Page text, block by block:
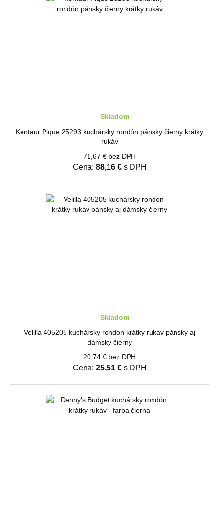
Skladom
Kentaur Pique 25293 kuchársky rondón pánsky čierny krátky
rukáv
71,67 € bez DPH
Cena: 88,16 €s DPH
Skladom
Velilla 405205 ​​kuchársky rondon krátky rukáv pánsky aj
dámsky čierny
20,74 € bez DPH
Cena: 25,51 €s DPH